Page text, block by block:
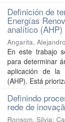
Definición de
Energías
analítico
Angarita, Alejandro
En este trabajo
para determinar
aplicación de la
(AHP). Está
Definindo
rede de
Ronsom, Silvia;